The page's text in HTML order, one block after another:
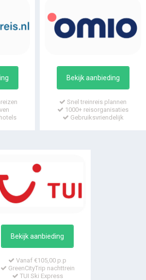
Bekijk aanbieding
Snel treinreis plannen
1000+ reisorganisaties
Gebruiksvriendelijk
Bekijk aanbieding
Vanaf €105,00 p.p
GreenCityTrip nachttrein
TUI Ski Express